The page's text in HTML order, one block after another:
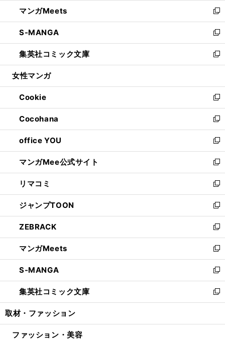
く
で
開
く
ド
ウ
で
開
く
ィ
ン
ド
ウ
で
開
し
い
ウ
ィ
ン
ド
ウ
開
く
マンガMeets
新
し
い
ウ
ィ
ン
ウ
で
開
く
S-MANGA
新
し
い
ウ
ン
ド
ウ
で
開
く
集英社コミック文庫
新
し
ウ
ィ
ン
ド
ウ
で
開
く
女性マンガ
Cookie
新
し
い
ウ
ィ
ン
ド
ウ
で
開
く
Cocohana
新
し
い
ウ
ィ
ン
ド
ウ
で
開
く
office YOU
新
し
い
ウ
ィ
ン
ド
ウ
で
開
く
マンガMee公式サイト
新
し
い
ウ
ィ
ン
ド
ウ
で
開
く
リマコミ
新
し
い
ウ
ィ
ン
ド
ウ
で
開
く
ジャンプTOON
新
し
い
ウ
ィ
ン
ド
ウ
で
開
ZEBRACK
新
し
い
ウ
ィ
ン
ド
ウ
開
マンガMeets
新
し
い
ウ
ィ
ン
ウ
S-MANGA
新
し
い
ウ
ン
集英社コミック文庫
新
し
ウ
取材・ファッション
ファッション・美容